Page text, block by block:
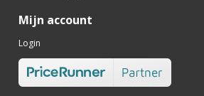
Mijn account
Login